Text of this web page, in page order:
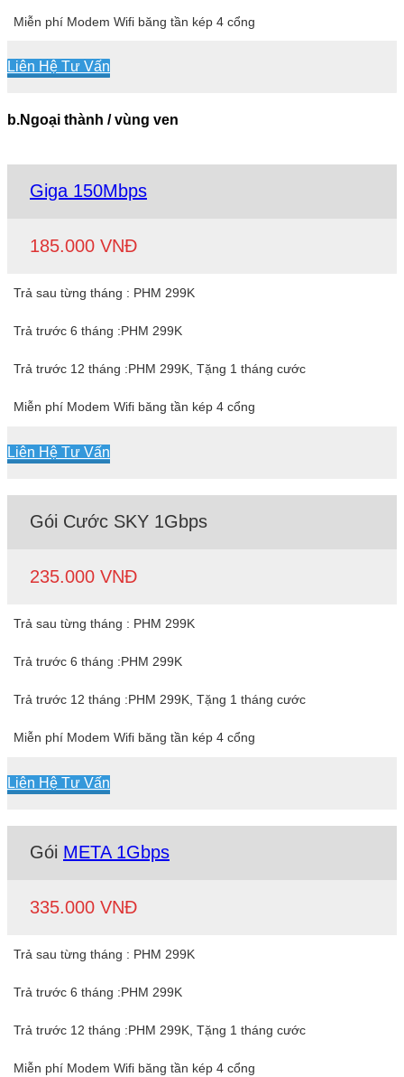
Miễn phí Modem Wifi băng tần kép 4 cổng
Liên Hệ Tư Vấn
b.Ngoại thành / vùng ven
Giga 150Mbps
185.000 VNĐ
Trả sau từng tháng : PHM 299K
Trả trước 6 tháng :PHM 299K
Trả trước 12 tháng :PHM 299K, Tặng 1 tháng cước
Miễn phí Modem Wifi băng tần kép 4 cổng
Liên Hệ Tư Vấn
Gói Cước SKY 1Gbps
235.000 VNĐ
Trả sau từng tháng : PHM 299K
Trả trước 6 tháng :PHM 299K
Trả trước 12 tháng :PHM 299K, Tặng 1 tháng cước
Miễn phí Modem Wifi băng tần kép 4 cổng
Liên Hệ Tư Vấn
Gói META 1Gbps
335.000 VNĐ
Trả sau từng tháng : PHM 299K
Trả trước 6 tháng :PHM 299K
Trả trước 12 tháng :PHM 299K, Tặng 1 tháng cước
Miễn phí Modem Wifi băng tần kép 4 cổng